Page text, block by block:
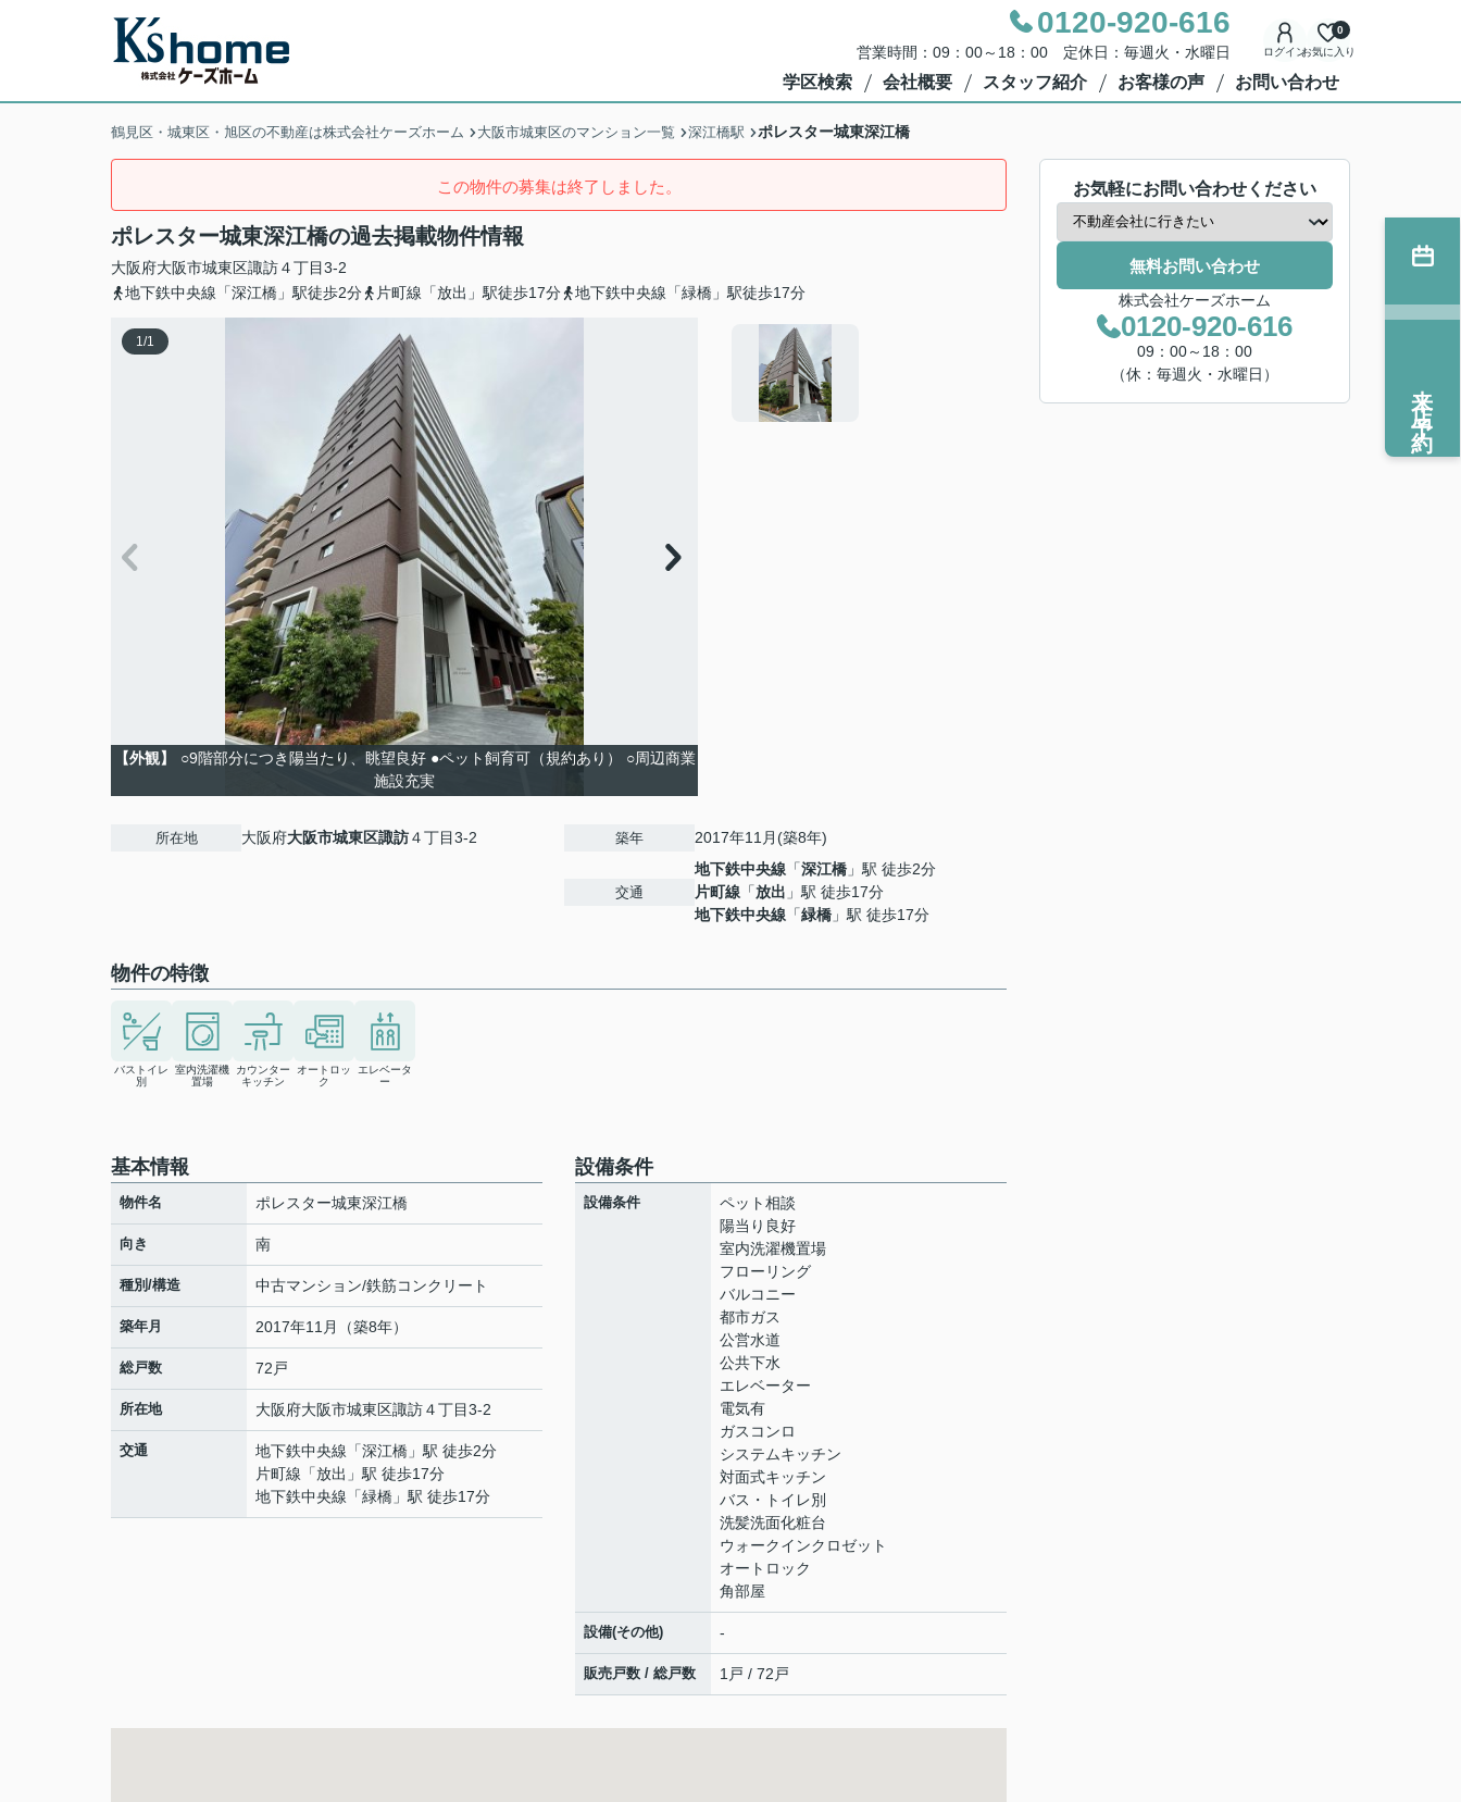
0120-920-616
営業時間：09：00～18：00 定休日：毎週火・水曜日 ログインお気に入り
0
学区検索 会社概要 スタッフ紹介 お客様の声 お問い合わせ
鶴見区・城東区・旭区の不動産は株式会社ケーズホーム 大阪市城東区のマンション一覧 深江橋駅 ポレスター城東深江橋
この物件の募集は終了しました。
ポレスター城東深江橋の過去掲載物件情報
大阪府大阪市城東区諏訪４丁目3-2
地下鉄中央線「深江橋」駅徒歩2分
片町線「放出」駅徒歩17分 地下鉄中央線「緑橋」駅徒歩17分
1/1
【外観】
○9階部分につき陽当たり、眺望良好 ●ペット飼育可（規約あり） ○周辺商業
施設充実
所在地 大阪府大阪市城東区諏訪４丁目3-2 築年 2017年11月(築8年)
交通
地下鉄中央線 「深江橋 」駅 徒歩2分
片町線 「放出 」駅 徒歩17分
地下鉄中央線 「緑橋 」駅 徒歩17分
物件の特徴
バストイレ
別
室内洗濯機
置場
カウンター
キッチン
オートロッ
ク
エレベータ
ー
基本情報
物件名 ポレスター城東深江橋
向き 南
種別/構造 中古マンション/鉄筋コンクリート
築年月 2017年11月（築8年）
総戸数 72戸
所在地 大阪府大阪市城東区諏訪４丁目3-2
交通 地下鉄中央線 「深江橋 」駅 徒歩2分
片町線 「放出 」駅 徒歩17分
地下鉄中央線 「緑橋 」駅 徒歩17分
設備条件
設備条件
ペット相談
陽当り良好
室内洗濯機置場
フローリング
バルコニー
都市ガス
公営水道
公共下水
エレベーター
電気有
ガスコンロ
システムキッチン
対面式キッチン
バス・トイレ別
洗髪洗面化粧台
ウォークインクロゼット
オートロック
角部屋
設備(その他) -
販売戸数 / 総戸数 1戸 / 72戸
お気軽にお問い合わせください
無料お問い合わせ
株式会社ケーズホーム
0120-920-616
09：00～18：00
（休：毎週火・水曜日）
来店予約